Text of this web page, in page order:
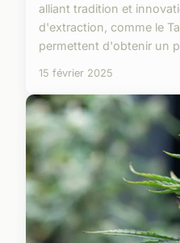
alliant tradition et
d'extraction, comme le
permettent d'obtenir un
15 février 2025